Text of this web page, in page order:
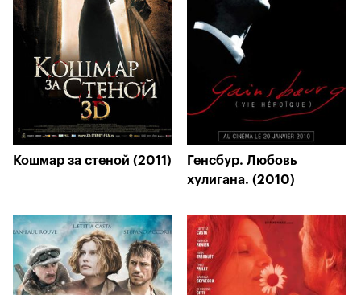
Кошмар за стеной (2011)
Генсбур. Любовь
хулигана. (2010)